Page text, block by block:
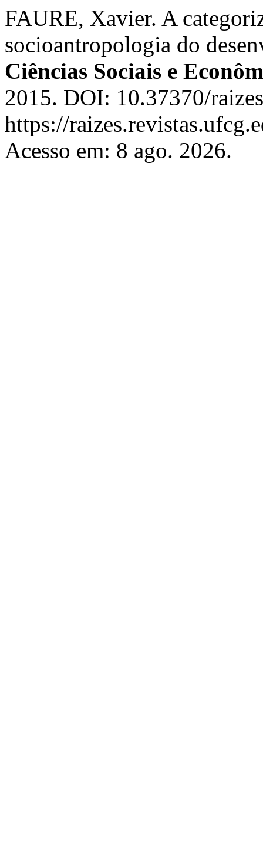
FAURE, Xavier. A
socioantropologia do
Ciências Sociais e
2015. DOI: 10.37370/
https://
Acesso em: 8 ago. 2026.